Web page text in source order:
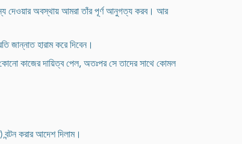
দেওয়ার অবস্থায় আমরা তাঁর পূর্ণ আনুগত্য করব। আর
জান্নাত হারাম করে দিবেন।
কাজের দায়িত্ব পেল, অতঃপর সে তাদের সাথে কোমল
করার আদেশ দিলাম।